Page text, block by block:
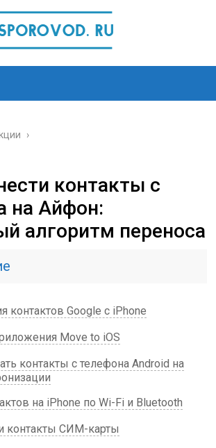
›
контакты с
на Айфон:
алгоритм переноса
контактов Google с iPhone
Move to iOS
контакты с телефона Android на
на iPhone по Wi-Fi и Bluetooth
контакты СИМ-карты